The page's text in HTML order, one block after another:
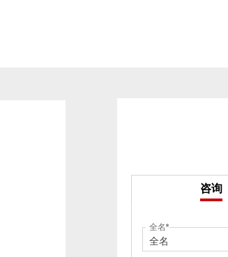
咨询
全名